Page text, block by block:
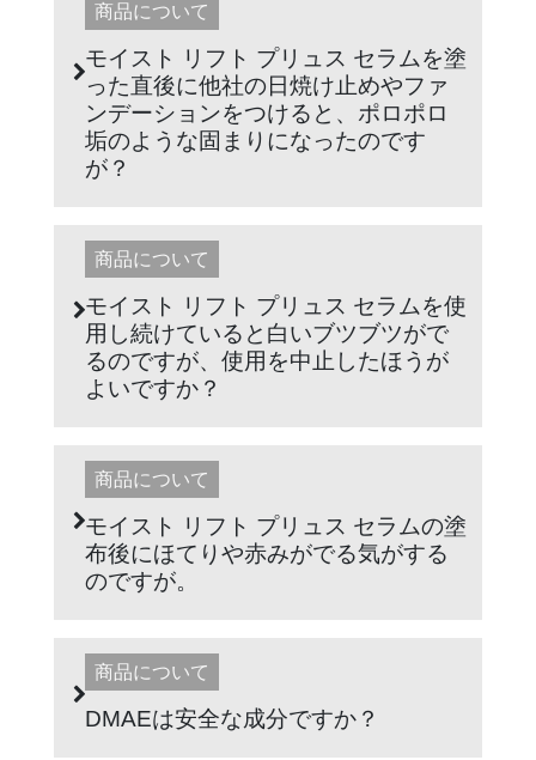
商品について
モイスト リフト プリュス セラムを塗
った直後に他社の日焼け止めやファ
ンデーションをつけると、ポロポロ
垢のような固まりになったのです
が？
商品について
モイスト リフト プリュス セラムを使
用し続けていると白いブツブツがで
るのですが、使用を中止したほうが
よいですか？
商品について
モイスト リフト プリュス セラムの塗
布後にほてりや赤みがでる気がする
のですが。
商品について
DMAEは安全な成分ですか？